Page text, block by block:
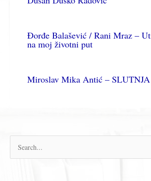
Đorđe Balašević / Rani Mraz –
na moj životni put
Miroslav Mika Antić – SLUTNJA
р